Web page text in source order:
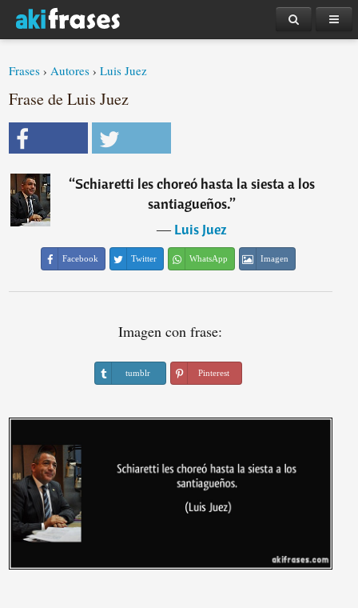
Frases ›Autores ›Luis Juez
Frase de Luis Juez
“Schiaretti les choreó hasta la siesta a los
santiagueños.”
―Luis Juez
Facebook Twitter WhatsApp Imagen
Imagen con frase:
tumblr Pinterest